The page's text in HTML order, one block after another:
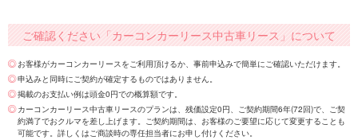
ご確認ください「カーコンカーリース中古車リース」について
お客様がカーコンカーリースをご利用頂けるか、事前申込みで簡単にご確認いただけます。
申込みと同時にご契約が確定するものではありません。
掲載のお支払い例は頭金0円での概算額です。
カーコンカーリース中古車リースのプランは、残価設定0円、ご契約期間6年(72回)で、ご契
約満了でおクルマを差し上げます。ご契約期間は、お客様のご要望に応じて変更することも
可能です。詳しくはご商談時の専任担当者にお申し付けください。